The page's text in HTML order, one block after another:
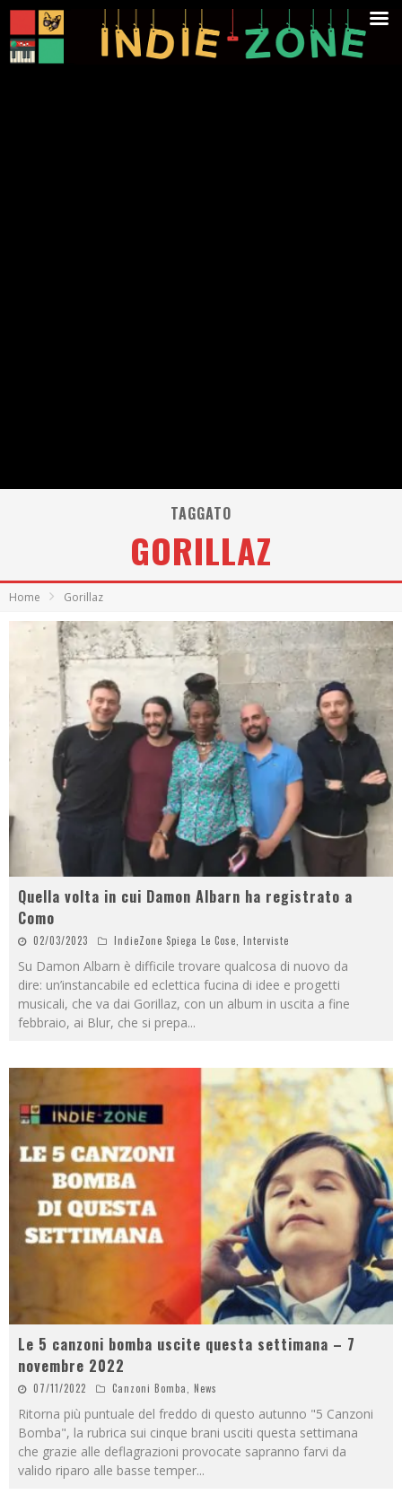
TAGGATO
GORILLAZ
Home Gorillaz
Quella volta in cui Damon Albarn ha registrato a
Como
02/03/2023 IndieZone Spiega Le Cose, Interviste
Su Damon Albarn è difficile trovare qualcosa di nuovo da
dire: un’instancabile ed eclettica fucina di idee e progetti
musicali, che va dai Gorillaz, con un album in uscita a fine
febbraio, ai Blur, che si prepa...
Le 5 canzoni bomba uscite questa settimana – 7
novembre 2022
07/11/2022 Canzoni Bomba News
Ritorna più puntuale del freddo di questo autunno "5 Canzoni
Bomba", la rubrica sui cinque brani usciti questa settimana
che grazie alle deflagrazioni provocate sapranno farvi da
valido riparo alle basse temper...